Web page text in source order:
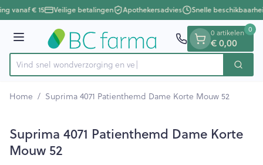
Ga naar de inhoud
1 van 1
vanaf € 15 Veilige betalingen Apothekersadvies Snelle
Menu
Product, merk, categorie...
Vind snel wondverzorgin Zoek
0 artikelen
€ 0,00
0
Home / Suprima 4071 Patienthemd Dame Korte Mouw 52
Suprima 4071 Patienthemd Dame Korte
Mouw 52